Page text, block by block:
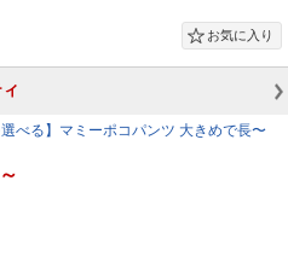
選べる】マミーポコパンツ 大きめで長〜
～